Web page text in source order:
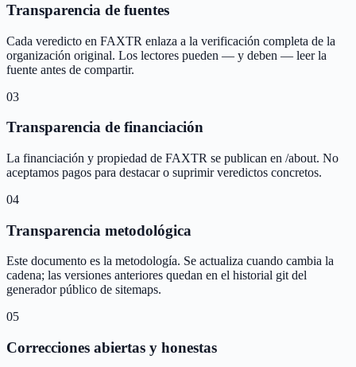
Transparencia de fuentes
Cada veredicto en FAXTR enlaza a la verificación completa de la
organización original. Los lectores pueden — y deben — leer la
fuente antes de compartir.
03
Transparencia de financiación
La financiación y propiedad de FAXTR se publican en /about. No
aceptamos pagos para destacar o suprimir veredictos concretos.
04
Transparencia metodológica
Este documento es la metodología. Se actualiza cuando cambia la
cadena; las versiones anteriores quedan en el historial git del
generador público de sitemaps.
05
Correcciones abiertas y honestas